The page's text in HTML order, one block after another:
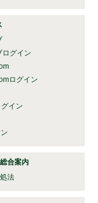
グイン
ログイン
イン
合案内
法